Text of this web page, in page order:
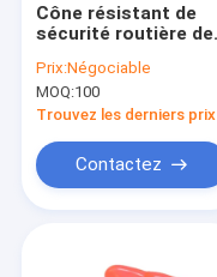
Cône résistant de
sécurité routière de
l'ascenseur bas pesé
Ring Traffic Cone de
PVC
Prix:Négociable
MOQ:100
Trouvez les derniers prix
Contactez